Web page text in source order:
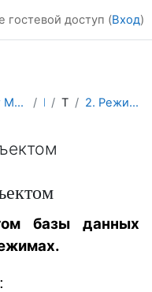
гостевой доступ (Вход)
Факультет Математики и компьютерных наук ИКТ Тема 3 2. Режимы работа с объектом
базы данных